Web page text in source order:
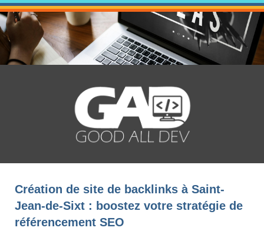
Création de site de backlinks à Saint-
Jean-de-Sixt : boostez votre stratégie de
référencement SEO